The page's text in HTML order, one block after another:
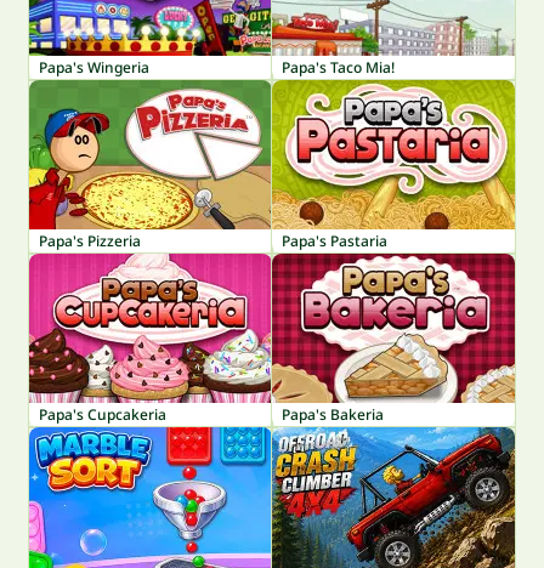
Papa's Wingeria Papa's Taco Mia!
Papa's Pizzeria Papa's Pastaria
Papa's Cupcakeria Papa's Bakeria